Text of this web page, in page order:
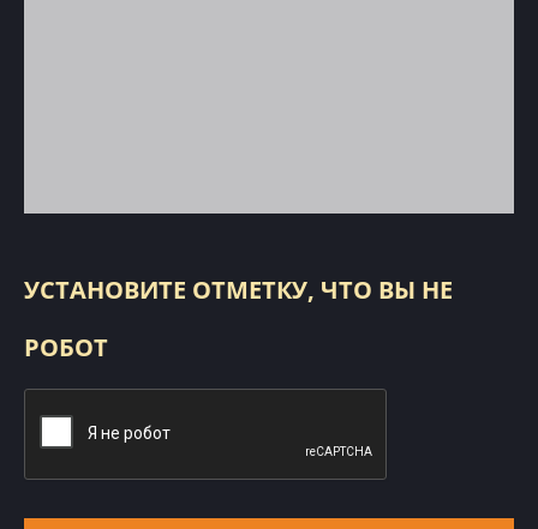
УСТАНОВИТЕ ОТМЕТКУ, ЧТО ВЫ НЕ
РОБОТ